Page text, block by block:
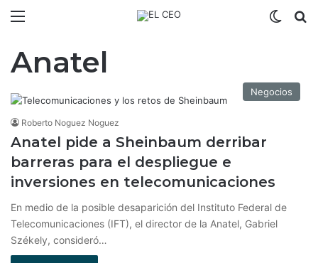
Anatel
Negocios
Roberto Noguez Noguez
Anatel pide a Sheinbaum derribar
barreras para el despliegue e
inversiones en telecomunicaciones
En medio de la posible desaparición del Instituto Federal de
Telecomunicaciones (IFT), el director de la Anatel, Gabriel
Székely, consideró…